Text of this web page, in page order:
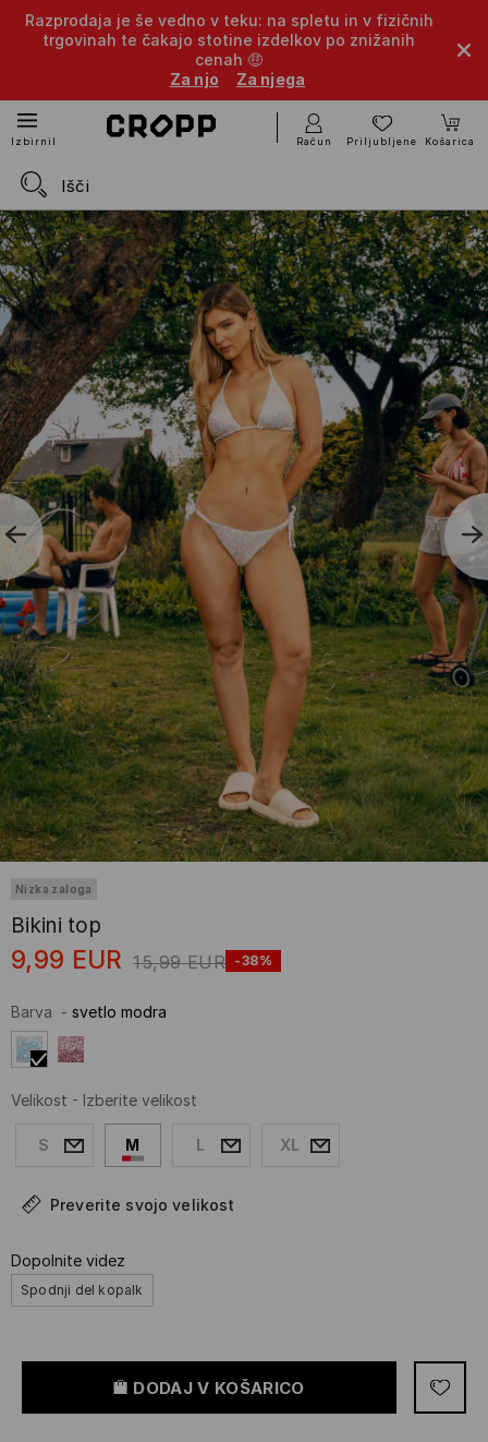
Razprodaja je še vedno v teku: na spletu in v fizičnih
trgovinah te čakajo stotine izdelkov po znižanih
cenah 🤑
Za njo
Za njega
Izbirnik Račun Priljubljene Košarica
Nizka zaloga
Bikini top
9,99 EUR 15,99 EUR -38%
Barva - svetlo modra
Velikost - Izberite velikost
S M L XL
Preverite svojo velikost
Dopolnite videz
Spodnji del kopalk
DODAJ V KOŠARICO